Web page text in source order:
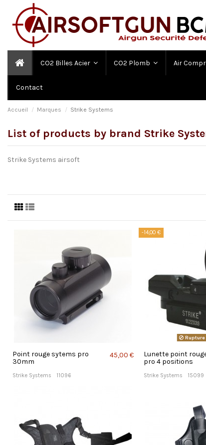
CO2 Billes Acier CO2 Plomb Air
Contact
Accueil Marques Strike Systems
List of products by brand Strike
Strike Systems airsoft
Point rouge sytems pro
30mm
Strike Systems 11096
45,00 €
-14,00 €
Lunette point
pro 4 positions
Strike Systems 15099